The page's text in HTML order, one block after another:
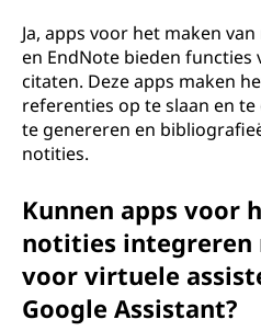
Ja, apps voor het maken
en EndNote bieden functies
citaten. Deze apps maken
referenties op te slaan en
te genereren en
notities.
Kunnen apps voor
notities
voor virtuele
Google Assistant?